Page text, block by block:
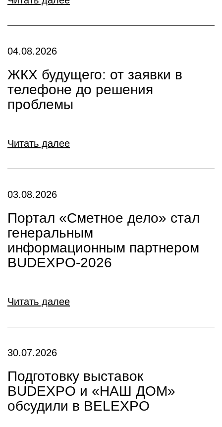
04.08.2026
ЖКХ будущего: от заявки в
телефоне до решения
проблемы
Читать далее
03.08.2026
Портал «Сметное дело» стал
генеральным
информационным партнером
BUDEXPO-2026
Читать далее
30.07.2026
Подготовку выставок
BUDEXPO и «НАШ ДОМ»
обсудили в BELEXPO